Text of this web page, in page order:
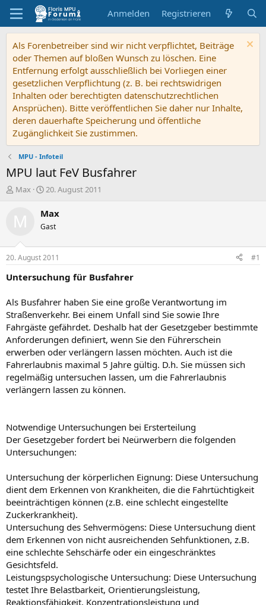
Anmelden Registrieren
Als Forenbetreiber sind wir nicht verpflichtet, Beiträge
oder Themen auf bloßen Wunsch zu löschen. Eine
Entfernung erfolgt ausschließlich bei Vorliegen einer
gesetzlichen Verpflichtung (z. B. bei rechtswidrigen
Inhalten oder berechtigten datenschutzrechtlichen
Ansprüchen). Bitte veröffentlichen Sie daher nur Inhalte,
deren dauerhafte Speicherung und öffentliche
Zugänglichkeit Sie zustimmen.
MPU - Infoteil
MPU laut FeV Busfahrer
E
t
e
r
Max
E
s
e
l
t
a
20. August 2011
M Max
Gast
20. August 2011 #1
Untersuchung für Busfahrer
Als Busfahrer haben Sie eine große Verantwortung im
Straßenverkehr. Bei einem Unfall sind Sie sowie Ihre
Fahrgäste gefährdet. Deshalb hat der Gesetzgeber bestimmte
Anforderungen definiert, wenn Sie den Führerschein
erwerben oder verlängern lassen möchten. Auch ist die
Fahrerlaubnis maximal 5 Jahre gültig. D.h. Sie müssen sich
regelmäßig untersuchen lassen, um die Fahrerlaubnis
verlängern lassen zu können.
Notwendige Untersuchungen bei Ersterteilung
Der Gesetzgeber fordert bei Neürwerbern die folgenden
Untersuchungen:
Untersuchung der körperlichen Eignung: Diese Untersuchung
dient dem Erkennen von Krankheiten, die die Fahrtüchtigkeit
beeinträchtigen können (z.B. eine schlecht eingestellte
Zuckerkrankheit).
Untersuchung des Sehvermögens: Diese Untersuchung dient
dem Erkennen von nicht ausreichenden Sehfunktionen, z.B.
eine schlechte Sehschärfe oder ein eingeschränktes
Gesichtsfeld.
Leistungspsychologische Untersuchung: Diese Untersuchung
testet Ihre Belastbarkeit, Orientierungsleistung,
Reaktionsfähigkeit, Konzentrationsleistung und